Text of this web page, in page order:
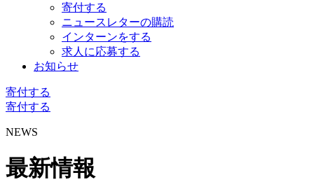
寄付する
ニュースレターの購読
インターンをする
求人に応募する
お知らせ
寄付する
寄付する
NEWS
最新情報